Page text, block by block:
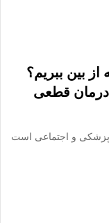
بین ببریم؟
درمان قطعی
پزشکی و اجتماعی است